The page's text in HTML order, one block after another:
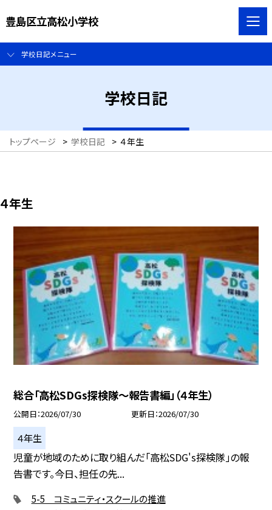
豊島区立高松小学校
学校日記メニュー
学校日記
トップページ > 学校日記 > ４年生
４年生
総合「高松SDGs探検隊〜報告書編」（４年生）
公開日 2026/07/30 更新日 2026/07/30
４年生
児童が地域のために取り組んだ「高松SDG's探検隊」の報
告書です。今日、担任の先...
5-5 コミュニティ・スクールの推進